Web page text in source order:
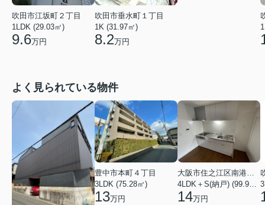
吹田市江坂町２丁目
1LDK (29.03㎡)
9.6万円
吹田市垂水町１丁目
1K (31.97㎡)
8.2万円
よく見られている物件
豊中市本町４丁目
3LDK (75.28㎡)
13万円 14万円